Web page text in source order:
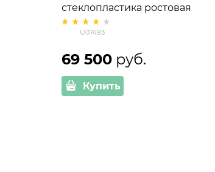
стеклопластика ростовая
большая 221 см U07493
U07493
69 500 руб.
Купить